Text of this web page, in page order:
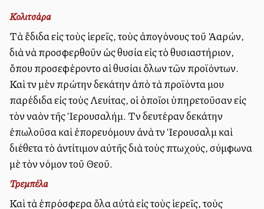
Κολιτσάρα
Τὰ ἔδιδα εἰς τοὺς ἱερεῖς, τοὺς ἀπογόνους τοῦ Ἀαρών,
διὰ νὰ προσφερθοῦν ὡς θυσία εἰς τὸ θυσιαστήριον,
ὅπου προσεφέροντο αἱ θυσίαι ὅλων τῶν προϊόντων.
Καὶ τὴν μὲν πρώτην δεκάτην ἀπὸ τὰ προϊόντα μου
παρέδιδα εἰς τοὺς Λευίτας, οἱ ὁποῖοι ὑπηρετοῦσαν εἰς
τὸν ναὸν τῆς Ἱερουσαλήμ. Τὴν δευτέραν δεκάτην
ἐπωλοῦσα καὶ ἐπορευόμουν ἀνὰ τὴν Ἱερουσαλὴμ καὶ
διέθετα τὸ ἀντίτιμον αὐτῆς διὰ τοὺς πτωχούς, σύμφωνα
μὲ τὸν νόμον τοῦ Θεοῦ.
Τρεμπέλα
Καὶ τὰ ἐπρόσφερα ὅλα αὐτὰ εἰς τοὺς ἱερεῖς, τοὺς